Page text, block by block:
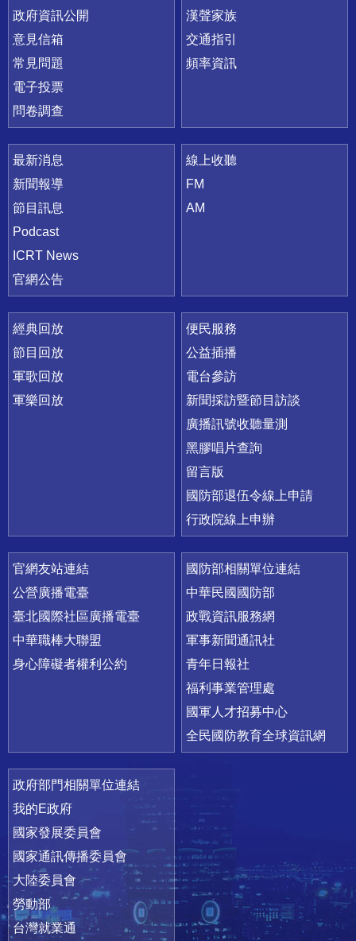
政府資訊公開
意見信箱
常見問題
電子投票
問卷調查
漢聲家族
交通指引
頻率資訊
最新消息
新聞報導
節目訊息
Podcast
ICRT News
官網公告
線上收聽
FM
AM
經典回放
節目回放
軍歌回放
軍樂回放
便民服務
公益插播
電台參訪
新聞採訪暨節目訪談
廣播訊號收聽量測
黑膠唱片查詢
留言版
國防部退伍令線上申請
行政院線上申辦
官網友站連結
公營廣播電臺
臺北國際社區廣播電臺
中華職棒大聯盟
身心障礙者權利公約
國防部相關單位連結
中華民國國防部
政戰資訊服務網
軍事新聞通訊社
青年日報社
福利事業管理處
國軍人才招募中心
全民國防教育全球資訊網
政府部門相關單位連結
我的E政府
國家發展委員會
國家通訊傳播委員會
大陸委員會
勞動部
台灣就業通